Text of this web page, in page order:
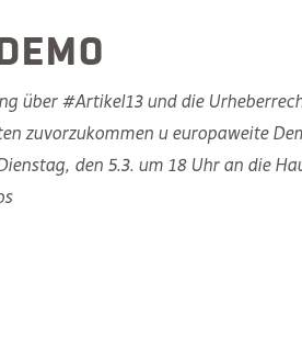
über #Artikel13 und die
zuvorzukommen u europaweite
den 5.3. um 18 Uhr an die